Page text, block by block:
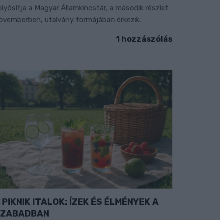
a Magyar Államkincstár, a második részlet
utalvány formájában érkezik.
1 hozzászólás
PIKNIK ITALOK: ÍZEK ÉS ÉLMÉNYEK A